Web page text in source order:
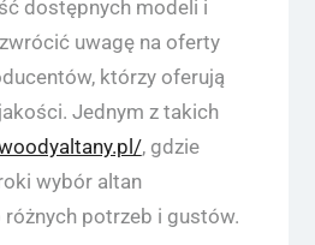
dostępnych modeli i
uwagę na oferty
którzy oferują
Jednym z takich
, gdzie
wybór altan
potrzeb i gustów.